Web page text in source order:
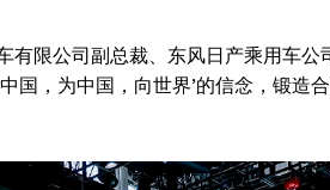
Contact us
限公司副总裁、东风日产乘用车公
国，为中国，向世界’的信念，锻造